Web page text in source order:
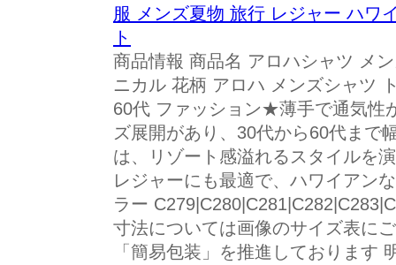
服 メンズ夏物 旅行 レジャー ハワ
ト
商品情報 商品名 アロハシャツ メ
ニカル 花柄 アロハ メンズシャツ
60代 ファッション★薄手で通気性
ズ展開があり、30代から60代ま
は、リゾート感溢れるスタイルを
レジャーにも最適で、ハワイアン
ラー
寸法については画像のサイズ表に
「簡易包装」を推進しております